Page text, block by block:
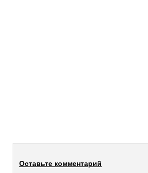
Оставьте комментарий